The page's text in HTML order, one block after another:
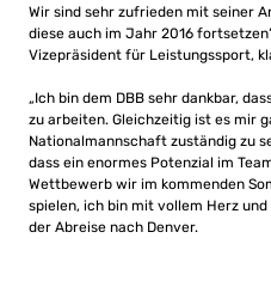
Wir sind sehr zufrieden mit seiner
diese auch im Jahr 2016
Vizepräsident für Leistungssport,
„Ich bin dem DBB sehr dankbar,
zu arbeiten. Gleichzeitig ist es mir
Nationalmannschaft zuständig zu
dass ein enormes Potenzial im
Wettbewerb wir im kommenden
spielen, ich bin mit vollem Herz
der Abreise nach Denver.